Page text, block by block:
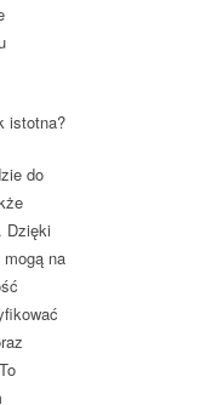
istotna?
do
Dzięki
na